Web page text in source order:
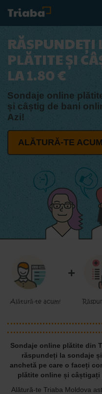
RĂSPUNDEȚI
PLĂTITE ȘI
LA 1.80 €
Sondaje online
și câștig de bani
Azi!
ALĂTURĂ-TE
Alătură-te acum!
+
Sondaje online plătite din
răspundeți la sondaje
anchetă pe care o faceți
plătite online și câștigați
Alătură-te Triaba Moldova